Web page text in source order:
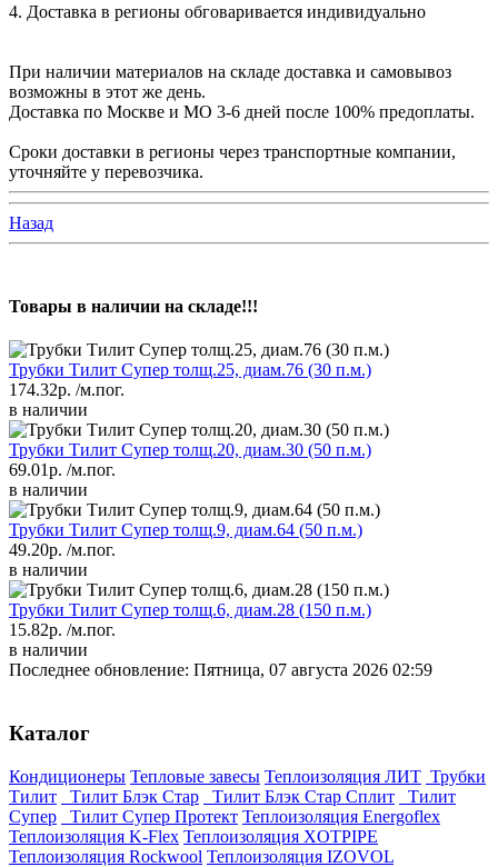
4. Доставка в регионы обговаривается индивидуально
При наличии материалов на складе доставка и самовывоз
возможны в этот же день.
Доставка по Москве и МО 3-6 дней после 100% предоплаты.
Сроки доставки в регионы через транспортные компании,
уточняйте у перевозчика.
Назад
Товары в наличии на складе!!!
Трубки Тилит Супер толщ.25, диам.76 (30 п.м.)
174.32р. /м.пог.
в наличии
Трубки Тилит Супер толщ.20, диам.30 (50 п.м.)
69.01р. /м.пог.
в наличии
Трубки Тилит Супер толщ.9, диам.64 (50 п.м.)
49.20р. /м.пог.
в наличии
Трубки Тилит Супер толщ.6, диам.28 (150 п.м.)
15.82р. /м.пог.
в наличии
Последнее обновление: Пятница, 07 августа 2026 02:59
Каталог
Кондиционеры Тепловые завесы Теплоизоляция ЛИТ Трубки
Тилит
Тилит Блэк Стар Тилит Блэк Стар Сплит
Тилит
Супер
Тилит Супер Протект Теплоизоляция Energoflex
Теплоизоляция K-Flex Теплоизоляция XOTPIPE
Теплоизоляция Rockwool Теплоизоляция IZOVOL